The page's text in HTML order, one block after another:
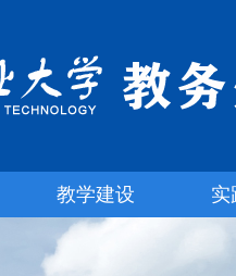
教学建设 实